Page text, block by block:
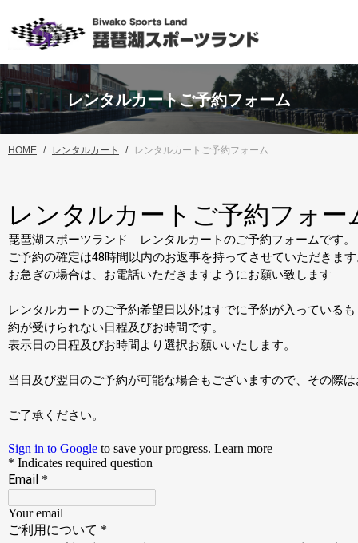
レンタルカートご予約フォーム
HOME レンタルカート レンタルカートご予約フォーム